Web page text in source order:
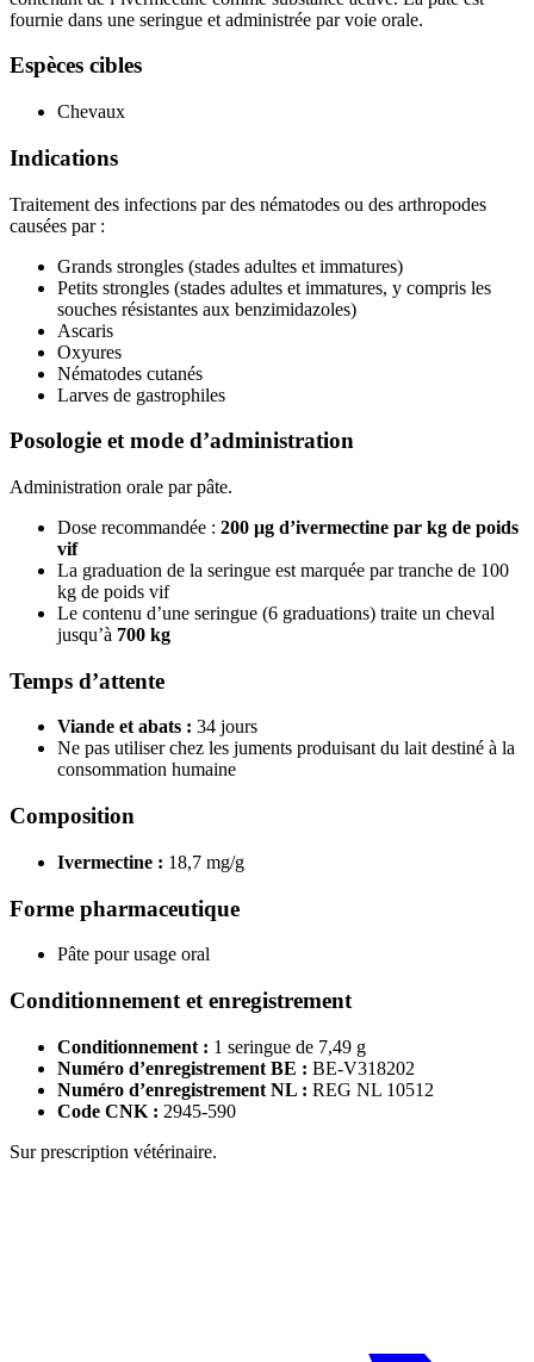
fournie dans une seringue et administrée par voie orale.
Espèces cibles
Chevaux
Indications
Traitement des infections par des nématodes ou des arthropodes
causées par :
Grands strongles (stades adultes et immatures)
Petits strongles (stades adultes et immatures, y compris les
souches résistantes aux benzimidazoles)
Ascaris
Oxyures
Nématodes cutanés
Larves de gastrophiles
Posologie et mode d’administration
Administration orale par pâte.
Dose recommandée : 200 μg d’ivermectine par kg de poids
vif
La graduation de la seringue est marquée par tranche de 100
kg de poids vif
Le contenu d’une seringue (6 graduations) traite un cheval
jusqu’à 700 kg
Temps d’attente
Viande et abats : 34 jours
Ne pas utiliser chez les juments produisant du lait destiné à la
consommation humaine
Composition
Ivermectine : 18,7 mg/g
Forme pharmaceutique
Pâte pour usage oral
Conditionnement et enregistrement
Conditionnement : 1 seringue de 7,49 g
Numéro d’enregistrement BE : BE-V318202
Numéro d’enregistrement NL : REG NL 10512
Code CNK : 2945-590
Sur prescription vétérinaire.